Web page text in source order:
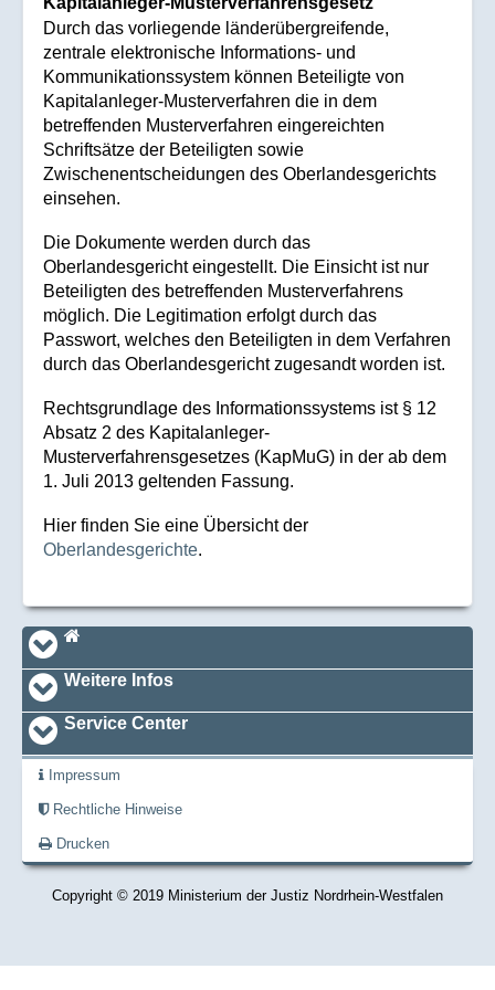
Durch das vorliegende länderübergreifende,
zentrale elektronische Informations- und
Kommunikationssystem können Beteiligte von
Kapitalanleger-Musterverfahren die in dem
betreffenden Musterverfahren eingereichten
Schriftsätze der Beteiligten sowie
Zwischenentscheidungen des Oberlandesgerichts
einsehen.
Die Dokumente werden durch das
Oberlandesgericht eingestellt. Die Einsicht ist nur
Beteiligten des betreffenden Musterverfahrens
möglich. Die Legitimation erfolgt durch das
Passwort, welches den Beteiligten in dem Verfahren
durch das Oberlandesgericht zugesandt worden ist.
Rechtsgrundlage des Informationssystems ist § 12
Absatz 2 des Kapitalanleger-
Musterverfahrensgesetzes (KapMuG) in der ab dem
1. Juli 2013 geltenden Fassung.
Hier finden Sie eine Übersicht der
Oberlandesgerichte.
Navi_footer
Startseite
Weitere Infos
Service Center
Impressum
Rechtliche Hinweise
Drucken
Copyright © 2019 Ministerium der Justiz Nordrhein-Westfalen